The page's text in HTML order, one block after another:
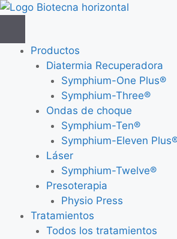
Saltar
Productos
Diatermia Recuperadora
Symphium-One Plus®
Symphium-Three®
Ondas de choque
Symphium-Ten®
Symphium-Eleven
Láser
Symphium-Twelve®
Presoterapia
Physio Press
Tratamientos
Todos los tratamientos